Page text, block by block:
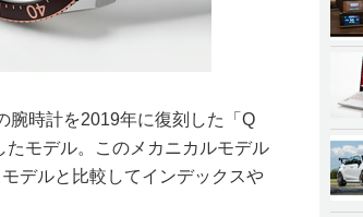
腕時計を2019年に復刻した「Q
モデル。このメカニカルモデル
デルと比較してインデックスや